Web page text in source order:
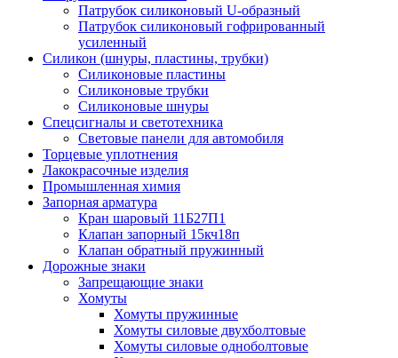
Патрубок силиконовый U-образный
Патрубок силиконовый гофрированный
усиленный
Силикон (шнуры, пластины, трубки)
Силиконовые пластины
Силиконовые трубки
Силиконовые шнуры
Спецсигналы и светотехника
Световые панели для автомобиля
Торцевые уплотнения
Лакокрасочные изделия
Промышленная химия
Запорная арматура
Кран шаровый 11Б27П1
Клапан запорный 15кч18п
Клапан обратный пружинный
Дорожные знаки
Запрещающие знаки
Хомуты
Хомуты пружинные
Хомуты силовые двухболтовые
Хомуты силовые одноболтовые